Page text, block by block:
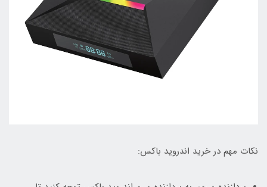
نکات مهم در خرید اندروید باکس: